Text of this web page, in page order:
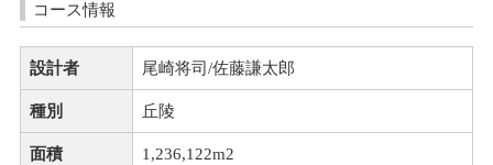
コース情報
設計者 尾崎将司/佐藤謙太郎
種別 丘陵
面積 1,236,122m2